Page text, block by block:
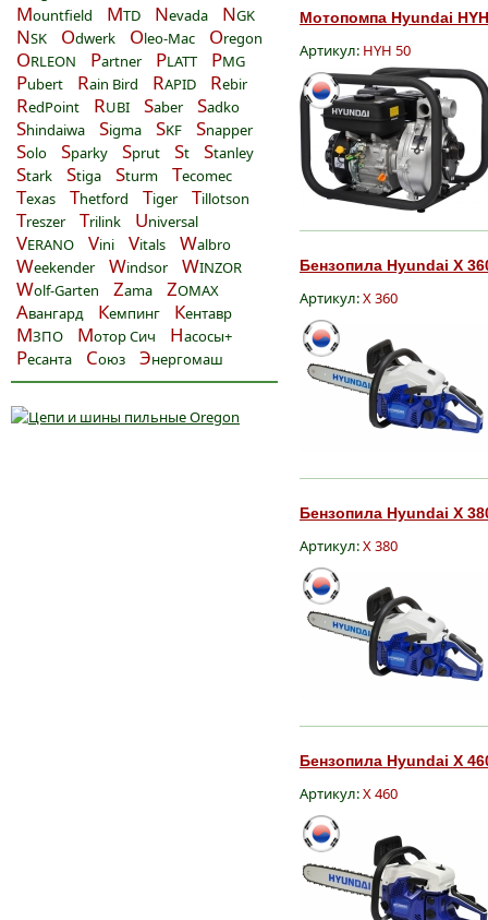
Mountfield MTD Nevada NGK
NSK Odwerk Oleo-Mac Oregon
ORLEON Partner PLATT PMG
Pubert Rain Bird RAPID Rebir
RedPoint RUBI Saber Sadko
Shindaiwa Sigma SKF Snapper
Solo Sparky Sprut St Stanley
Stark Stiga Sturm Tecomec
Texas Thetford Tiger Tillotson
Treszer Trilink Universal
VERANO Vini Vitals Walbro
Weekender Windsor WINZOR
Wolf-Garten Zama ZOMAX
Авангард Кемпинг Кентавр
МЗПО Мотор Сич Насосы+
Ресанта Союз Энергомаш
Мотопомпа Hyundai
Артикул: HYH 50
Бензопила Hyundai X
Артикул:X 360
Бензопила Hyundai X
Артикул:X 380
Бензопила Hyundai X
Артикул:X 460